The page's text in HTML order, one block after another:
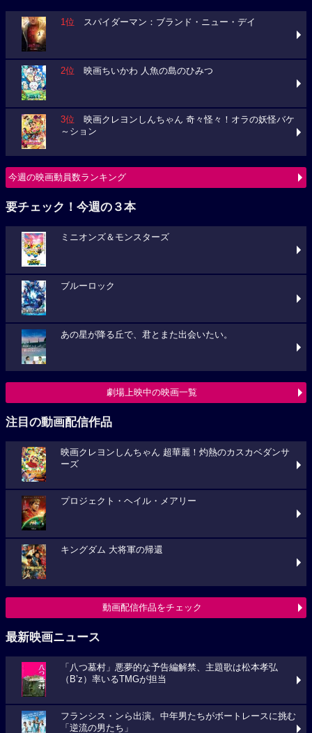
1位 スパイダーマン：ブランド・ニュー・デイ
2位 映画ちいかわ 人魚の島のひみつ
3位 映画クレヨンしんちゃん 奇々怪々！オラの妖怪バケ
～ション
今週の映画動員数ランキング
要チェック！今週の３本
ミニオンズ＆モンスターズ
ブルーロック
あの星が降る丘で、君とまた出会いたい。
劇場上映中の映画一覧
注目の動画配信作品
映画クレヨンしんちゃん 超華麗！灼熱のカスカベダンサ
ーズ
プロジェクト・ヘイル・メアリー
キングダム 大将軍の帰還
動画配信作品をチェック
最新映画ニュース
「八つ墓村」悪夢的な予告編解禁、主題歌は松本孝弘
（B’z）率いるTMGが担当
フランシス・ンら出演。中年男たちがボートレースに挑む
「逆流の男たち」